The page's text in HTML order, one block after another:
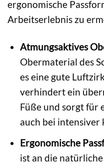
ergonomische
Arbeitserlebnis zu
Atmungsaktives
Obermaterial des
es eine gute
verhindert ein
Füße und sorgt für
auch bei
Ergonomische
ist an die